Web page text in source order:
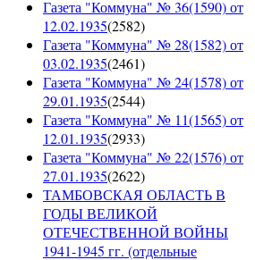
Газета "Коммуна" № 36(1590) от
12.02.1935(2582)
Газета "Коммуна" № 28(1582) от
03.02.1935(2461)
Газета "Коммуна" № 24(1578) от
29.01.1935(2544)
Газета "Коммуна" № 11(1565) от
12.01.1935(2933)
Газета "Коммуна" № 22(1576) от
27.01.1935(2622)
ТАМБОВСКАЯ ОБЛАСТЬ В
ГОДЫ ВЕЛИКОЙ
ОТЕЧЕСТВЕННОЙ ВОЙНЫ
1941-1945 гг. (отдельные